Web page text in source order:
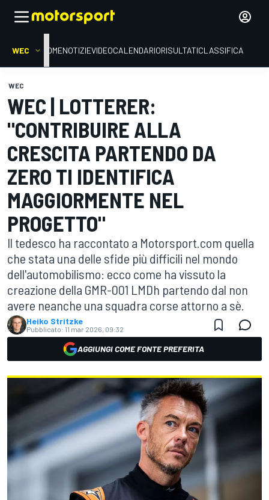
WEC HOMENOTIZIEVIDEOCALENDARIORISULTATICLASSIFICA
WEC
WEC | LOTTERER:
"CONTRIBUIRE ALLA
CRESCITA PARTENDO DA
ZERO TI IDENTIFICA
MAGGIORMENTE NEL
PROGETTO"
Il tedesco ha raccontato a Motorsport.com quella
che stata una delle sfide più difficili nel mondo
dell'automobilismo: ecco come ha vissuto la
creazione della GMR-001 LMDh partendo dal non
avere neanche una squadra corse attorno a sè.
Heiko Stritzke
Pubblicato: 11 mar 2026, 09:32
AGGIUNGI COME FONTE PREFERITA